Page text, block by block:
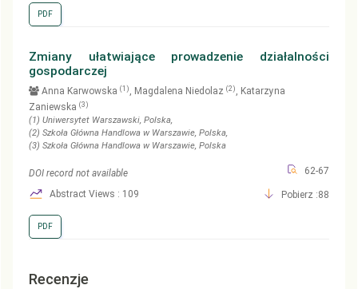
PDF
Zmiany ułatwiające prowadzenie działalności
gospodarczej
Anna Karwowska (1) , Magdalena Niedolaz (2) , Katarzyna
Zaniewska (3)
(1) Uniwersytet Warszawski, Polska,
(2) Szkoła Główna Handlowa w Warszawie, Polska,
(3) Szkoła Główna Handlowa w Warszawie, Polska
DOI record not available 62-67
Abstract Views : 109 Pobierz :88
PDF
Recenzje